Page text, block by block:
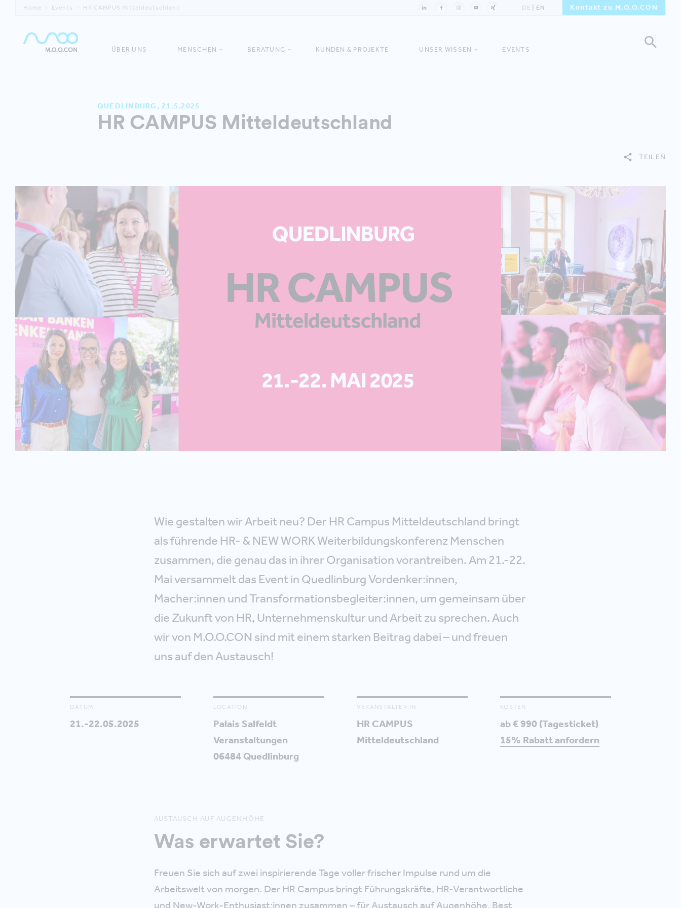
Home Events HR CAMPUS Mitteldeutschland DE EN Kontakt zu M.O.O.CON
ÜBER UNS MENSCHEN BERATUNG KUNDEN & PROJEKTE UNSER WISSEN EVENTS
QUEDLINBURG, 21.5.2025
HR CAMPUS Mitteldeutschland
TEILEN
Wie gestalten wir Arbeit neu? Der HR Campus Mitteldeutschland bringt
als führende HR- & NEW WORK Weiterbildungskonferenz Menschen
zusammen, die genau das in ihrer Organisation vorantreiben. Am 21.-22.
Mai versammelt das Event in Quedlinburg Vordenker:innen,
Macher:innen und Transformationsbegleiter:innen, um gemeinsam über
die Zukunft von HR, Unternehmenskultur und Arbeit zu sprechen. Auch
wir von M.O.O.CON sind mit einem starken Beitrag dabei – und freuen
uns auf den Austausch!
DATUM
21.-22.05.2025
LOCATION
Palais Salfeldt
Veranstaltungen
06484 Quedlinburg
VERANSTALTER:IN
HR CAMPUS
Mitteldeutschland
KOSTEN
ab € 990 (Tagesticket)
15% Rabatt anfordern
AUSTAUSCH AUF AUGENHÖHE
Was erwartet Sie?
Freuen Sie sich auf zwei inspirierende Tage voller frischer Impulse rund um die
Arbeitswelt von morgen. Der HR Campus bringt Führungskräfte, HR-Verantwortliche
und New-Work-Enthusiast:innen zusammen – für Austausch auf Augenhöhe, Best